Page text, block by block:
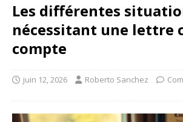
Les différentes
nécessitant une lettre
compte
juin 12, 2026 Roberto Sanchez